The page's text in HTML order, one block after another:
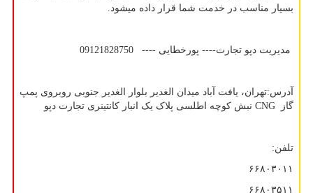
بسیار مناسب در خدمت شما قرار داده میشود.
مدیریت دپو تجارت---- پورخطایی ---- 09121828750
آدرس:تهران، یافت آباد میدان الغدیر بلوار الغدیر جنوبی روبروی پمپ
گاز CNG نبش کوچه اطلسی پلاک یک انبار کانتینری تجارت دپو
تلفن:
۶۶۸۰۳۰۱۱
۶۶۸۰۳۵۱۱